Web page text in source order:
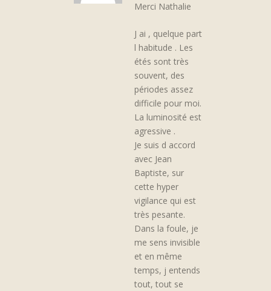
Merci Nathalie
J ai , quelque part
l habitude . Les
étés sont très
souvent, des
périodes assez
difficile pour moi.
La luminosité est
agressive .
Je suis d accord
avec Jean
Baptiste, sur
cette hyper
vigilance qui est
très pesante.
Dans la foule, je
me sens invisible
et en même
temps, j entends
tout, tout se